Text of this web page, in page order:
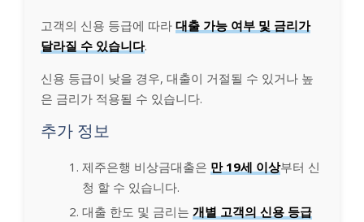
고객의 신용 등급에 따라 대출 가능 여부 및 금리가
달라질 수 있습니다.
신용 등급이 낮을 경우, 대출이 거절될 수 있거나 높
은 금리가 적용될 수 있습니다.
추가 정보
제주은행 비상금대출은 만 19세 이상부터 신
청 할 수 있습니다.
대출 한도 및 금리는 개별 고객의 신용 등급